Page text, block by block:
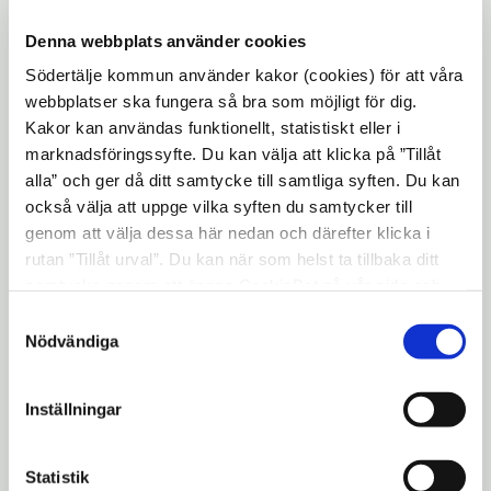
Denna webbplats använder cookies
Södertälje kommun använder kakor (cookies) för att våra
webbplatser ska fungera så bra som möjligt för dig.
Kakor kan användas funktionellt, statistiskt eller i
marknadsföringssyfte. Du kan välja att klicka på ”Tillåt
alla” och ger då ditt samtycke till samtliga syften. Du kan
också välja att uppge vilka syften du samtycker till
genom att välja dessa här nedan och därefter klicka i
rutan ”Tillåt urval”. Du kan när som helst ta tillbaka ditt
"Visa detaljer" kan du läsa om hur kakorna används och
hur vi och våra leverantörer inhämtar och behandlar
Nödvändiga
Inställningar
Statistik
trossamfund. Ta del a...
Om du har en funktionsnedsättning och mycket